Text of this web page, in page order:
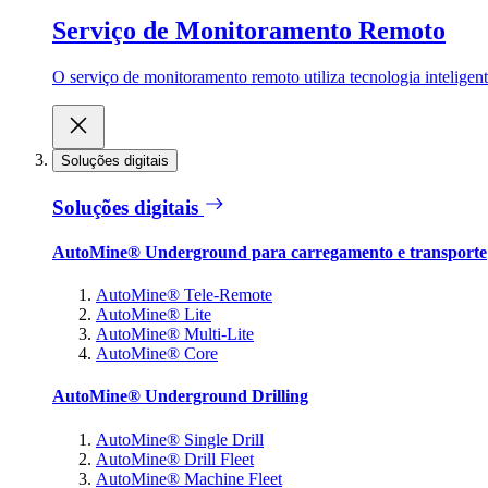
Serviço de Monitoramento Remoto
O serviço de monitoramento remoto utiliza tecnologia
Soluções digitais
Soluções digitais
AutoMine® Underground para carregamento e transporte
AutoMine® Tele-Remote
AutoMine® Lite
AutoMine® Multi-Lite
AutoMine® Core
AutoMine® Underground Drilling
AutoMine® Single Drill
AutoMine® Drill Fleet
AutoMine® Machine Fleet